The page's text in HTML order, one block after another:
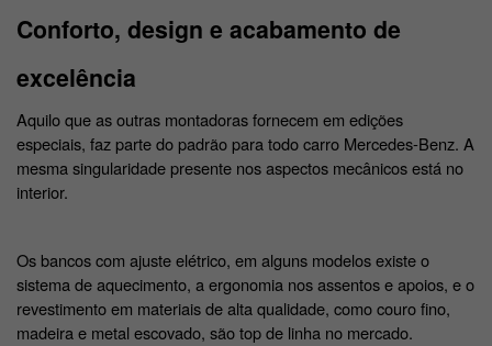
Conforto, design e acabamento de
excelência
Aquilo que as outras montadoras fornecem em edições
especiais, faz parte do padrão para todo carro Mercedes-Benz. A
mesma singularidade presente nos aspectos mecânicos está no
interior.
Os bancos com ajuste elétrico, em alguns modelos existe o
sistema de aquecimento, a ergonomia nos assentos e apoios, e o
revestimento em materiais de alta qualidade, como couro fino,
madeira e metal escovado, são top de linha no mercado.